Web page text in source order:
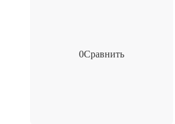
0Сравнить